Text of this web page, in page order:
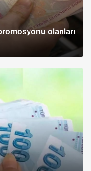
olanları